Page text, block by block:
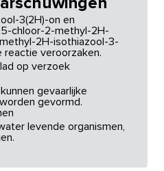
3(2H)-on en
5-chloor-2-methyl-2H-
2H-isothiazool-3-
reactie veroorzaken.
op verzoek
gevaarlijke
gevormd.
levende organismen,